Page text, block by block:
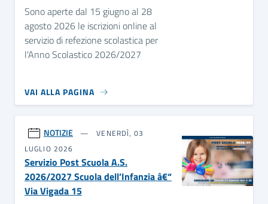
Sono aperte dal 15 giugno al 28
agosto 2026 le iscrizioni online al
servizio di refezione scolastica per
l'Anno Scolastico 2026/2027
VAI ALLA PAGINA
NOTIZIE
VENERDÌ, 03
LUGLIO 2026
Servizio Post Scuola A.S.
2026/2027 Scuola dell’Infanzia â€“
Via Vigada 15